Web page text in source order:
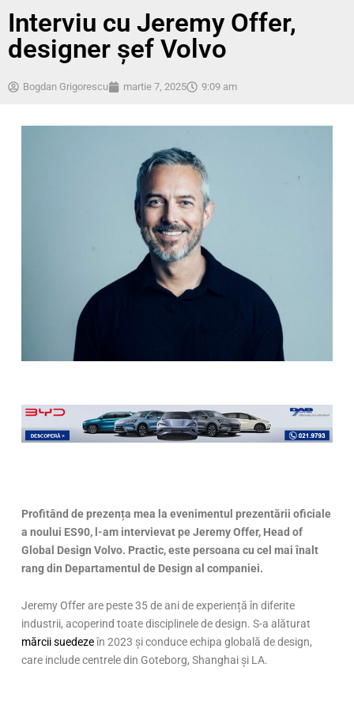
Interviu cu Jeremy Offer,
designer șef Volvo
Bogdan Grigorescu martie 7, 2025 9:09 am
Profitând de prezența mea la evenimentul prezentării oficiale
a noului ES90, l-am intervievat pe Jeremy Offer, Head of
Global Design Volvo. Practic, este persoana cu cel mai înalt
rang din Departamentul de Design al companiei.
Jeremy Offer are peste 35 de ani de experiență în diferite
industrii, acoperind toate disciplinele de design. S-a alăturat
mărcii suedezeîn 2023 și conduce echipa globală de design,
care include centrele din Goteborg, Shanghai și LA.